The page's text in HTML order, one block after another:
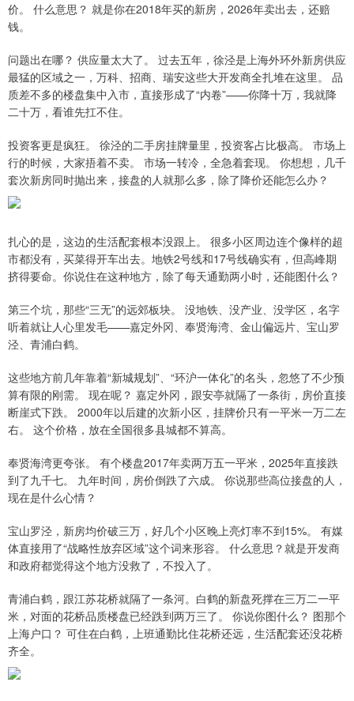
价。 什么意思？ 就是你在2018年买的新房，2026年卖出去，还赔
钱。
问题出在哪？ 供应量太大了。 过去五年，徐泾是上海外环外新房供应
最猛的区域之一，万科、招商、瑞安这些大开发商全扎堆在这里。 品
质差不多的楼盘集中入市，直接形成了“内卷”——你降十万，我就降
二十万，看谁先扛不住。
投资客更是疯狂。 徐泾的二手房挂牌量里，投资客占比极高。 市场上
行的时候，大家捂着不卖。 市场一转冷，全急着套现。 你想想，几千
套次新房同时抛出来，接盘的人就那么多，除了降价还能怎么办？
扎心的是，这边的生活配套根本没跟上。 很多小区周边连个像样的超
市都没有，买菜得开车出去。地铁2号线和17号线确实有，但高峰期
挤得要命。你说住在这种地方，除了每天通勤两小时，还能图什么？
第三个坑，那些“三无”的远郊板块。 没地铁、没产业、没学区，名字
听着就让人心里发毛——嘉定外冈、奉贤海湾、金山偏远片、宝山罗
泾、青浦白鹤。
这些地方前几年靠着“新城规划”、“环沪一体化”的名头，忽悠了不少预
算有限的刚需。 现在呢？ 嘉定外冈，跟安亭就隔了一条街，房价直接
断崖式下跌。 2000年以后建的次新小区，挂牌价只有一平米一万二左
右。 这个价格，放在全国很多县城都不算高。
奉贤海湾更夸张。 有个楼盘2017年卖两万五一平米，2025年直接跌
到了九千七。 九年时间，房价倒跌了六成。 你说那些高位接盘的人，
现在是什么心情？
宝山罗泾，新房均价破三万，好几个小区晚上亮灯率不到15%。 有媒
体直接用了“战略性放弃区域”这个词来形容。 什么意思？就是开发商
和政府都觉得这个地方没救了，不投入了。
青浦白鹤，跟江苏花桥就隔了一条河。白鹤的新盘死撑在三万二一平
米，对面的花桥品质楼盘已经跌到两万三了。 你说你图什么？ 图那个
上海户口？ 可住在白鹤，上班通勤比住花桥还远，生活配套还没花桥
齐全。